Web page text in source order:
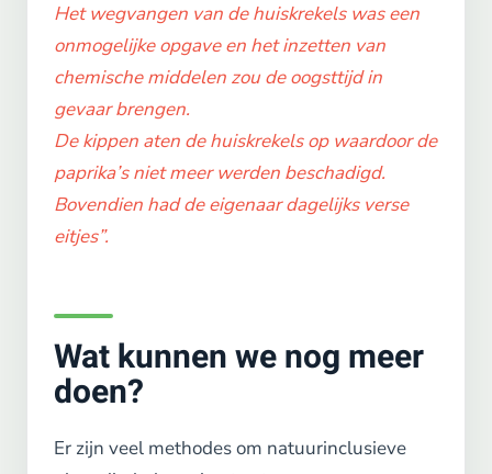
Het wegvangen van de huiskrekels was een
onmogelijke opgave en het inzetten van
chemische middelen zou de oogsttijd in
gevaar brengen.
De kippen aten de huiskrekels op waardoor de
paprika’s niet meer werden beschadigd.
Bovendien had de eigenaar dagelijks verse
eitjes”.
Wat kunnen we nog meer
doen?
Er zijn veel methodes om natuurinclusieve